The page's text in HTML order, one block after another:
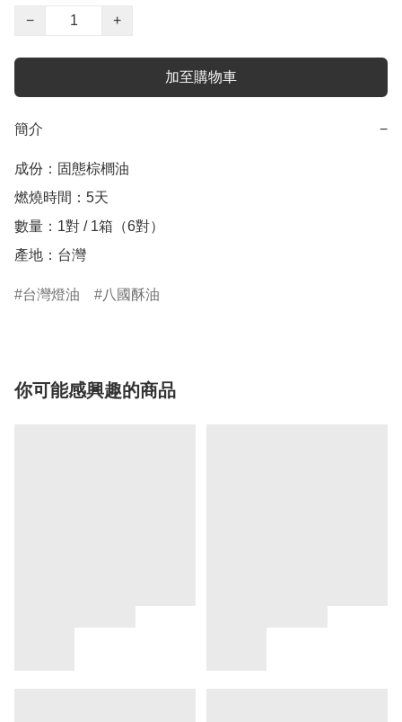
−
+
加至購物車
簡介 −
成份：固態棕櫚油
燃燒時間：5天
數量：1對 / 1箱（6對）
產地：台灣
台灣燈油 八國酥油
你可能感興趣的商品